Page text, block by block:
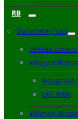
RB
Zona Integritas
Sekilas Zona
Wilayah
Anugerah
LKE WBK
Wilayah